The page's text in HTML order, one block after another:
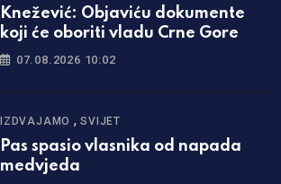
Knežević: Objaviću dokumente
koji će oboriti vladu Crne Gore
07.08.2026 10:02
IZDVAJAMO ,SVIJET
Pas spasio vlasnika od napada
medvjeda